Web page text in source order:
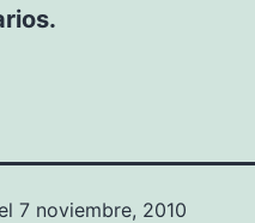
7 noviembre, 2010